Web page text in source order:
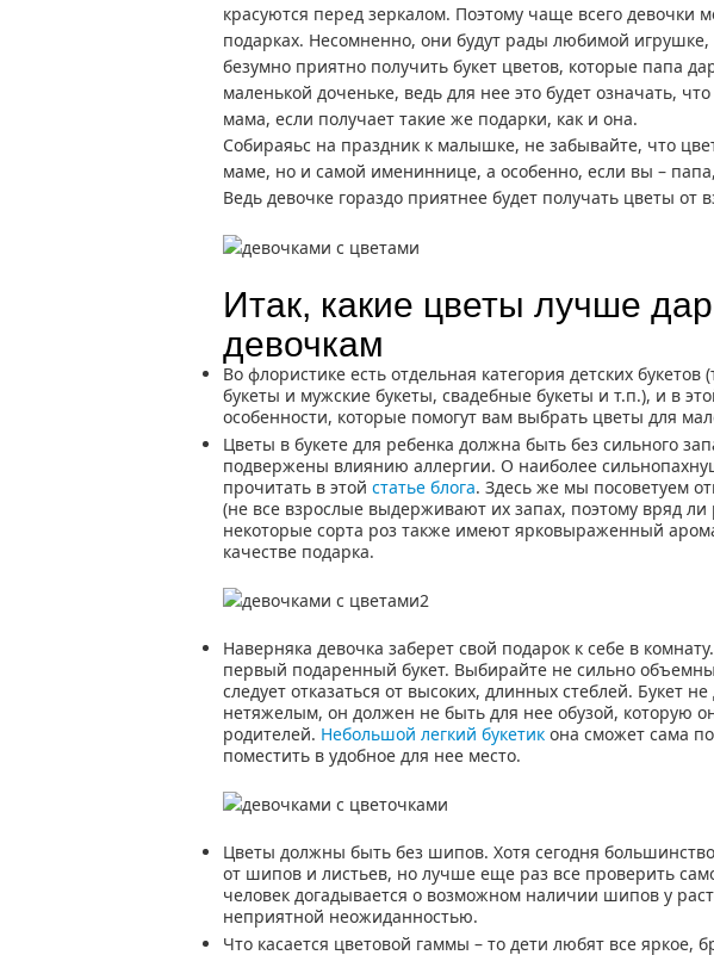
красуются перед зеркалом. Поэтому чаще всего девочки
подарках. Несомненно, они будут рады любимой игрушке,
безумно приятно получить букет цветов, которые папа
маленькой доченьке, ведь для нее это будет означать,
мама, если получает такие же подарки, как и она.
Собираяьс на праздник к малышке, не забывайте, что
маме, но и самой имениннице, а особенно, если вы –
Ведь девочке гораздо приятнее будет получать цветы от
Итак, какие цветы лучше
девочкам
Во флористике есть отдельная категория детских
букеты и мужские букеты, свадебные букеты и т.п.), и в
особенности, которые помогут вам выбрать цветы для
Цветы в букете для ребенка должна быть без сильного
подвержены влиянию аллергии. О наиболее
прочитать в этой статье блога. Здесь же мы посоветуем
(не все взрослые выдерживают их запах, поэтому вряд ли
некоторые сорта роз также имеют ярковыраженный
качестве подарка.
Наверняка девочка заберет свой подарок к себе в
первый подаренный букет. Выбирайте не сильно
следует отказаться от высоких, длинных стеблей. Букет
нетяжелым, он должен не быть для нее обузой, которую
родителей. Небольшой легкий букетик она сможет сама
поместить в удобное для нее место.
Цветы должны быть без шипов. Хотя сегодня
от шипов и листьев, но лучше еще раз все проверить
человек догадывается о возможном наличии шипов у
неприятной неожиданностью.
Что касается цветовой гаммы – то дети любят все яркое,